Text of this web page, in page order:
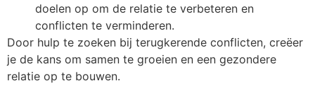
doelen op om de relatie te verbeteren en
conflicten te verminderen.
Door hulp te zoeken bij terugkerende conflicten, creëer
je de kans om samen te groeien en een gezondere
relatie op te bouwen.